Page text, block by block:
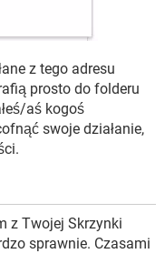
z tego adresu
prosto do folderu
aś kogoś
swoje działanie,
z Twojej Skrzynki
sprawnie. Czasami